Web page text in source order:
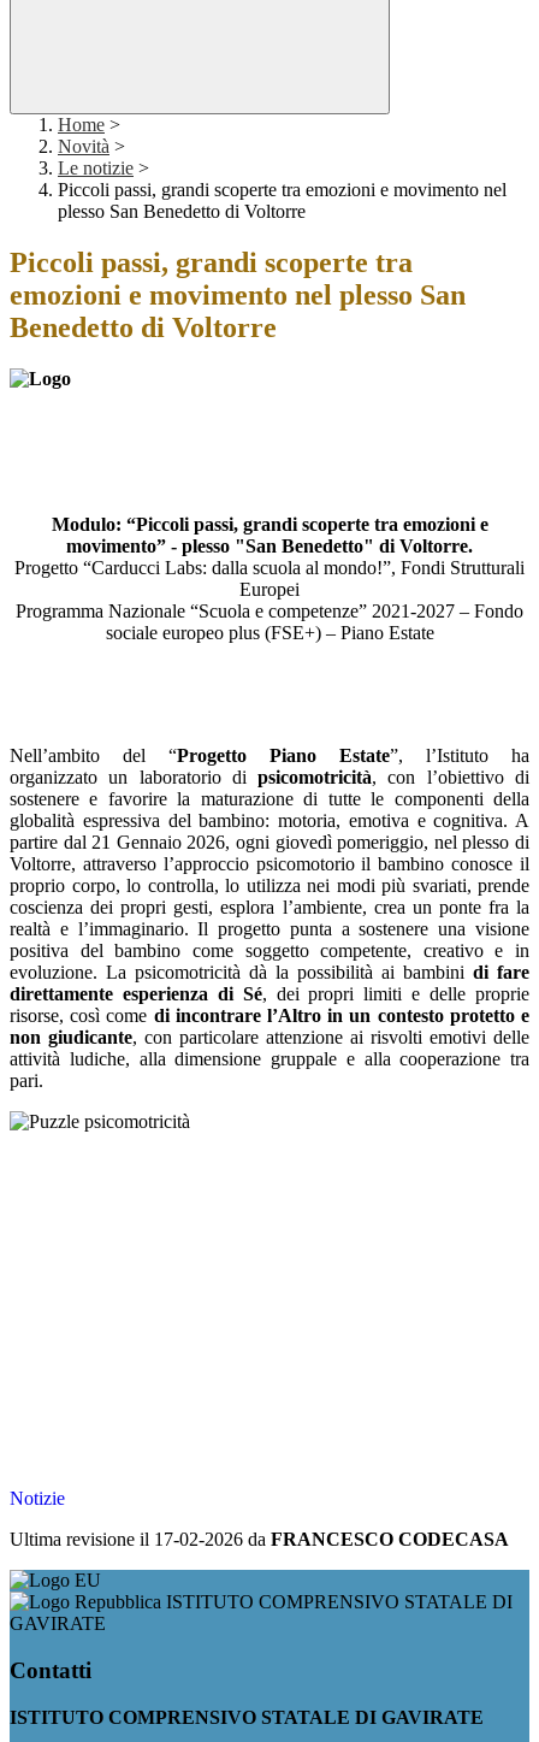
Home >
Novità >
Le notizie >
Piccoli passi, grandi scoperte tra emozioni e movimento nel
plesso San Benedetto di Voltorre
Piccoli passi, grandi scoperte tra
emozioni e movimento nel plesso San
Benedetto di Voltorre
Modulo: “Piccoli passi, grandi scoperte tra emozioni e
movimento” - plesso "San Benedetto" di Voltorre.
Progetto “Carducci Labs: dalla scuola al mondo!”, Fondi Strutturali
Europei
Programma Nazionale “Scuola e competenze” 2021-2027 – Fondo
sociale europeo plus (FSE+) – Piano Estate
Nell’ambito del “Progetto Piano Estate”, l’Istituto ha
organizzatoun laboratorio dipsicomotricità, con l’obiettivo di
sostenere e favorire la maturazione di tutte le componenti della
globalità espressiva del bambino: motoria, emotiva e cognitiva. A
partire dal 21 Gennaio 2026, ogni giovedì pomeriggio, nel plesso di
Voltorre, attraverso l’approccio psicomotorio il bambino conosce il
proprio corpo, lo controlla, lo utilizza nei modi più svariati, prende
coscienza dei propri gesti, esplora l’ambiente, crea un ponte fra la
realtà e l’immaginario. Il progetto punta a sostenere una visione
positiva del bambino come soggetto competente, creativo e in
evoluzione. La psicomotricità dà la possibilità ai bambini di fare
direttamente esperienza di Sé, dei propri limiti e delle proprie
risorse, così come di incontrare l’Altro in un contesto protetto e
non giudicante, con particolare attenzione ai risvolti emotivi delle
attività ludiche, alla dimensione gruppale e alla cooperazione tra
pari.
Notizie
Ultima revisione il 17-02-2026 da FRANCESCO CODECASA
ISTITUTO COMPRENSIVO STATALE DI
GAVIRATE
Contatti
ISTITUTO COMPRENSIVO STATALE DI GAVIRATE